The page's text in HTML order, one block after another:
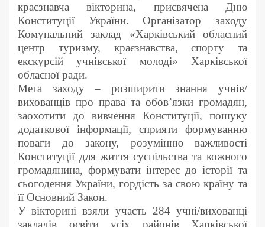
краєзнавча вікторина, присвячена Дню
Конституції України. Організатор заходу
Комунальний заклад «Харківський обласний
центр туризму, краєзнавства, спорту та
екскурсій учнівської молоді» Харківської
обласної ради.
Мета заходу – розширити знання учнів/
вихованців про права та обов’язки громадян,
заохотити до вивчення Конституції, пошуку
додаткової інформації, сприяти формуванню
поваги до закону, розумінню важливості
Конституції для життя суспільства та кожного
громадянина, формувати інтерес до історії та
сьогодення України, гордість за свою країну та
її Основний Закон.
У вікторині взяли участь 284 учні/вихованці
закладів освіти усіх районів Харківської